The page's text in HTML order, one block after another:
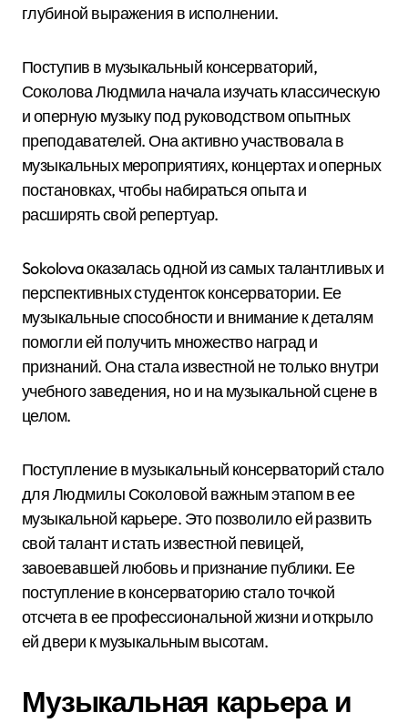
глубиной выражения в исполнении.
Поступив в музыкальный консерваторий,
Соколова Людмила начала изучать классическую
и оперную музыку под руководством опытных
преподавателей. Она активно участвовала в
музыкальных мероприятиях, концертах и оперных
постановках, чтобы набираться опыта и
расширять свой репертуар.
Sokolova оказалась одной из самых талантливых и
перспективных студенток консерватории. Ее
музыкальные способности и внимание к деталям
помогли ей получить множество наград и
признаний. Она стала известной не только внутри
учебного заведения, но и на музыкальной сцене в
целом.
Поступление в музыкальный консерваторий стало
для Людмилы Соколовой важным этапом в ее
музыкальной карьере. Это позволило ей развить
свой талант и стать известной певицей,
завоевавшей любовь и признание публики. Ее
поступление в консерваторию стало точкой
отсчета в ее профессиональной жизни и открыло
ей двери к музыкальным высотам.
Музыкальная карьера и